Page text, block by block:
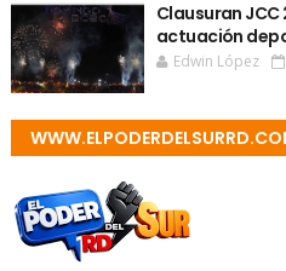
Clausuran
actuación
Edwin López